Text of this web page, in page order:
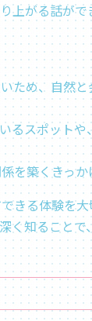
上がる話が
ため、自然
るスポット
を築くきっか
きる体験を
く知ること